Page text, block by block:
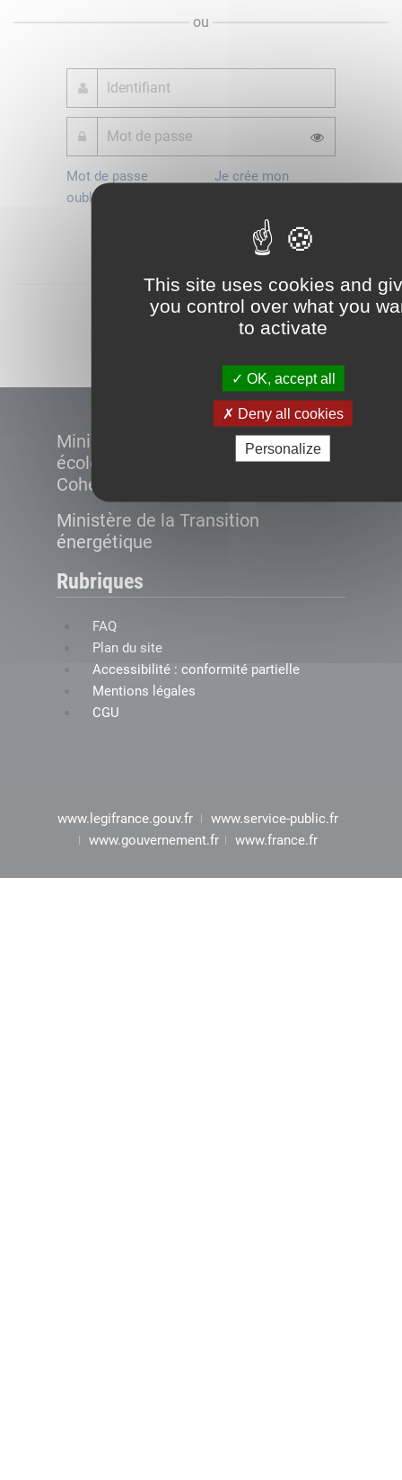
This site uses cookies and
you control over what you
to activate
OK, accept all
Deny all cookies
Personalize
ou
Mot de passe
oublié ?
Je crée mon
Démarrer
Ministère de la Transition
écologique et de la
Cohésion des territoires
Ministère de la Transition
énergétique
Rubriques
FAQ
Plan du site
Accessibilité : conformité partielle
Mentions légales
CGU
www.legifrance.gouv.fr
www.service-public.fr
www.gouvernement.fr
www.france.fr